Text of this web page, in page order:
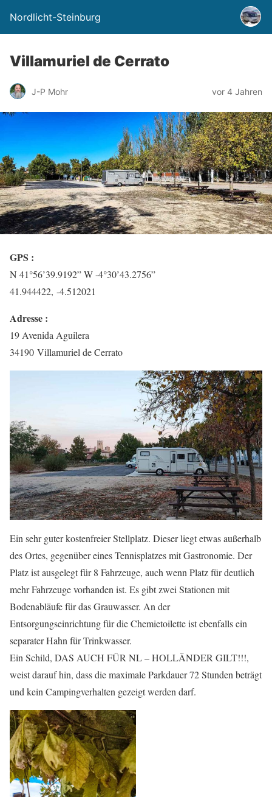
Nordlicht-Steinburg
Villamuriel de Cerrato
J-P Mohr vor 4 Jahren
GPS :
N 41°56’39.9192” W -4°30’43.2756”
41.944422, -4.512021
Adresse :
19 Avenida Aguilera
34190 Villamuriel de Cerrato
Ein sehr guter kostenfreier Stellplatz. Dieser liegt etwas außerhalb
des Ortes, gegenüber eines Tennisplatzes mit Gastronomie. Der
Platz ist ausgelegt für 8 Fahrzeuge, auch wenn Platz für deutlich
mehr Fahrzeuge vorhanden ist. Es gibt zwei Stationen mit
Bodenabläufe für das Grauwasser. An der
Entsorgungseinrichtung für die Chemietoilette ist ebenfalls ein
separater Hahn für Trinkwasser.
Ein Schild, DAS AUCH FÜR NL – HOLLÄNDER GILT!!!,
weist darauf hin, dass die maximale Parkdauer 72 Stunden beträgt
und kein Campingverhalten gezeigt werden darf.